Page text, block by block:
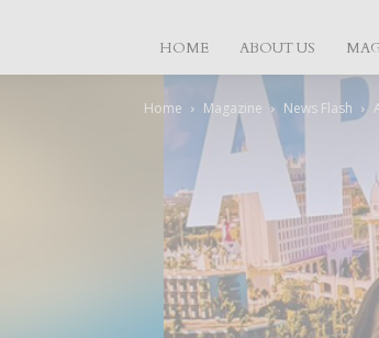
HOME ABOUT US
Home Magazine News Flash